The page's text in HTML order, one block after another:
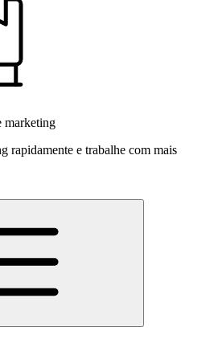
marketing
rapidamente e trabalhe com mais